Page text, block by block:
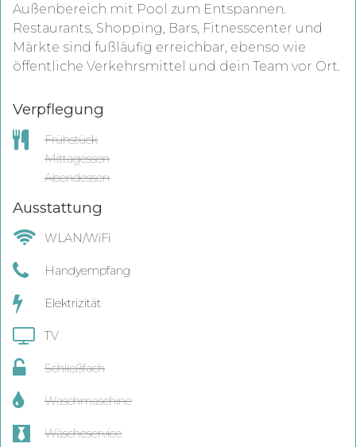
Außenbereich mit Pool zum Entspannen.
Restaurants, Shopping, Bars, Fitnesscenter und
Märkte sind fußläufig erreichbar, ebenso wie
öffentliche Verkehrsmittel und dein Team vor Ort.
Verpflegung
Frühstück
Mittagessen
Abendessen
Ausstattung
WLAN/WiFi
Handyempfang
Elektrizität
TV
Schließfach
Waschmaschine
Wäscheservice